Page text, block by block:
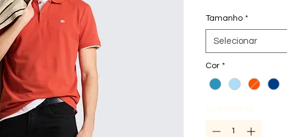
Tamanho *
Selecionar
Cor *